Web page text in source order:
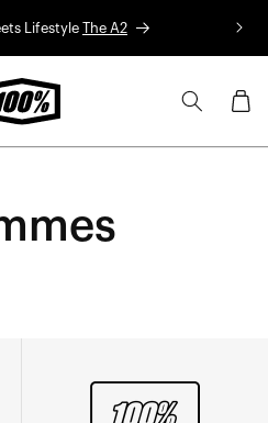
Lifestyle The A2
Panier